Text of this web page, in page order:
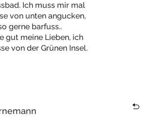
Ich muss mir mal
von unten angucken,
gerne barfuss..
gut meine Lieben, ich
von der Grünen Insel.